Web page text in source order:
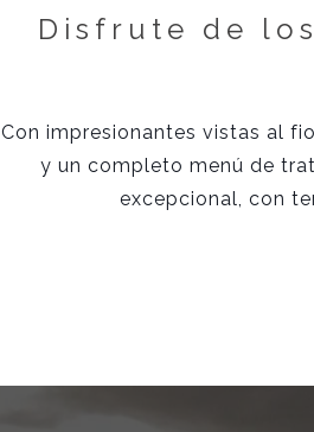
Disfrute de
Con impresionantes vistas al
y un completo menú de
excepcional, con